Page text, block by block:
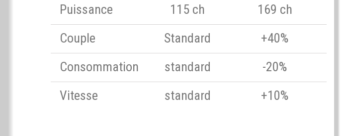
Puissance
115 ch
169 ch
Couple
Standard
+40%
Consommation
standard
-20%
Vitesse
standard +10%